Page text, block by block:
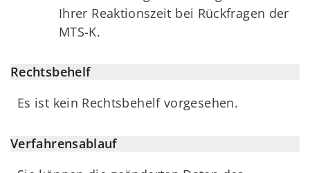
Ihrer Reaktionszeit bei Rückfragen der
MTS-K.
Rechtsbehelf
Es ist kein Rechtsbehelf vorgesehen.
Verfahrensablauf